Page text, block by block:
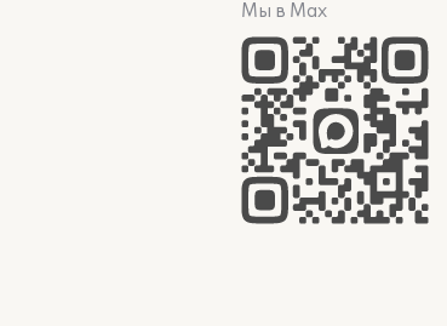
Мы в Max